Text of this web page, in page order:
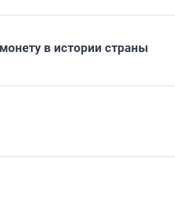
в истории страны